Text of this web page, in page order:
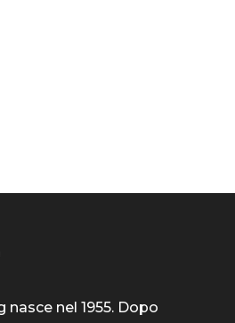
nel 1955. Dopo